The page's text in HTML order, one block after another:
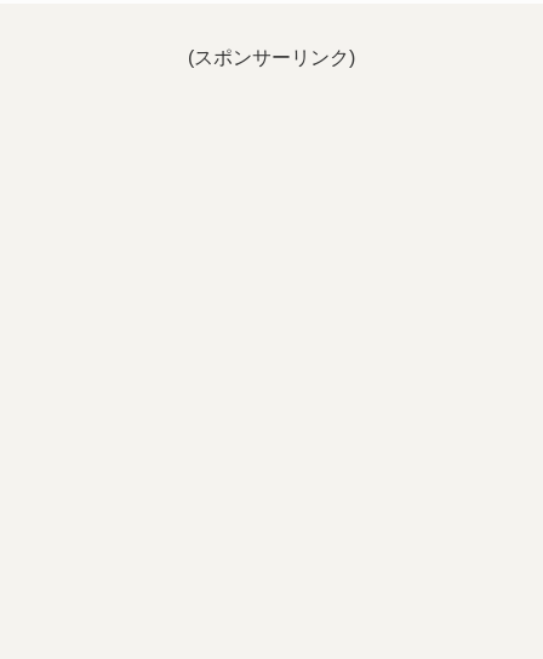
(スポンサーリンク)